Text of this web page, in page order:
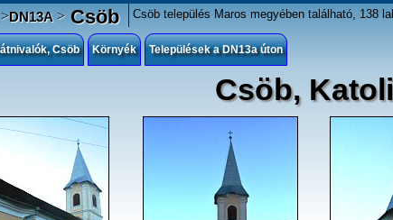
DN13A>Csöb Csöb település Maros megyében található, 138
Csöb Környék Települések a DN13a úton
Csöb,